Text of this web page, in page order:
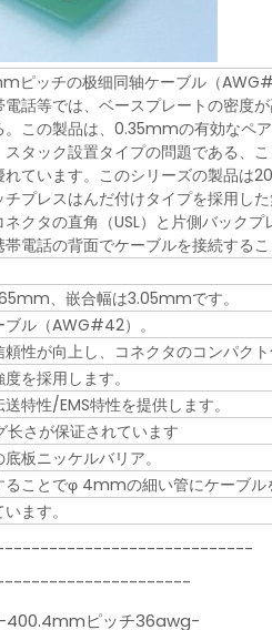
ピッチの极细同轴ケーブル（
話等では、ベースプレートの密度
。この製品は、0.35mmの有効なペ
タック設置タイプの問題である、
れています。このシリーズの製品
プレスはんだ付けタイプを採用し
クタの直角（USL）と片側バック
電話の背面でケーブルを接続する
、嵌合幅は3.05mmです。
ル（AWG#42）。
性が向上し、コネクタのコンパク
を採用します。
特性/EMS特性を提供します。
さが保证されています
板ニッケルバリア。
ることでφ 4mmの細い管にケーブル
ます。
400.4mmピッチ36awg-